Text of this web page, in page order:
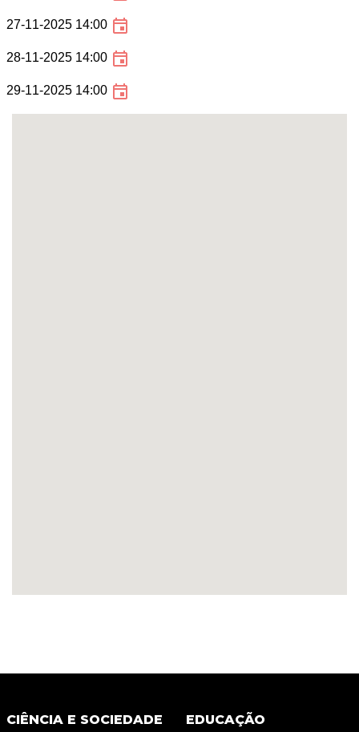
27-11-2025 14:00
28-11-2025 14:00
29-11-2025 14:00
CIÊNCIA E SOCIEDADE EDUCAÇÃO